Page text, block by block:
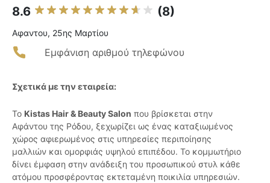
8.6 (8)
Αφαντου, 25ης Μαρτίου
Εμφάνιση αριθμού τηλεφώνου
Σχετικά με την εταιρεία:
Το Kistas Hair & Beauty Salon που βρίσκεται στην
Αφάντου της Ρόδου, ξεχωρίζει ως ένας καταξιωμένος
χώρος αφιερωμένος στις υπηρεσίες περιποίησης
μαλλιών και ομορφιάς υψηλού επιπέδου. Το κομμωτήριο
δίνει έμφαση στην ανάδειξη του προσωπικού στυλ κάθε
ατόμου προσφέροντας εκτεταμένη ποικιλία υπηρεσιών.